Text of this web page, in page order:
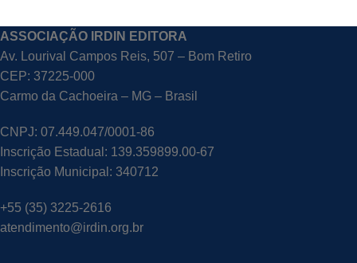
ASSOCIAÇÃO IRDIN EDITORA
Av. Lourival Campos Reis, 507 – Bom Retiro
CEP: 37225-000
Carmo da Cachoeira – MG – Brasil
CNPJ: 07.449.047/0001-86
Inscrição Estadual: 139.359899.00-67
Inscrição Municipal: 340712
+55 (35) 3225-2616
atendimento@irdin.org.br